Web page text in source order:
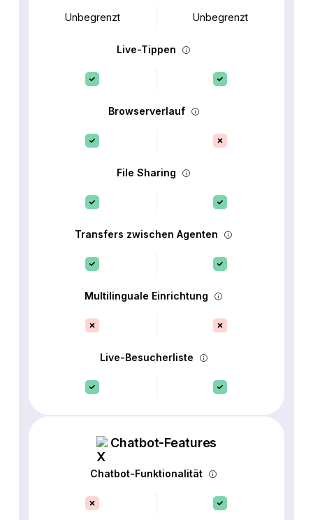
Unbegrenzt Unbegrenzt
Live-Tippen
Browserverlauf
File Sharing
Transfers zwischen Agenten
Multilinguale Einrichtung
Live-Besucherliste
Chatbot-Features
Chatbot-Funktionalität